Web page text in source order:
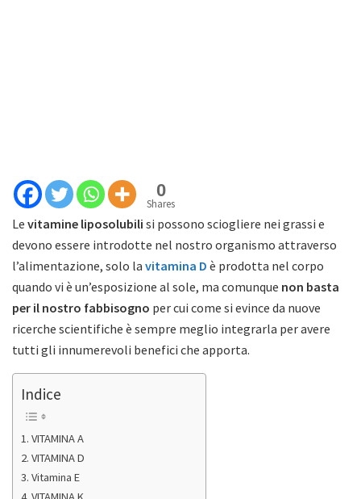
0
Shares
Le vitamine liposolubili si possono sciogliere nei grassi e
devono essere introdotte nel nostro organismo attraverso
l’alimentazione, solo la vitamina D è prodotta nel corpo
quando vi è un’esposizione al sole, ma comunque non basta
per il nostro fabbisogno per cui come si evince da nuove
ricerche scientifiche è sempre meglio integrarla per avere
tutti gli innumerevoli benefici che apporta.
Indice
VITAMINA A
VITAMINA D
Vitamina E